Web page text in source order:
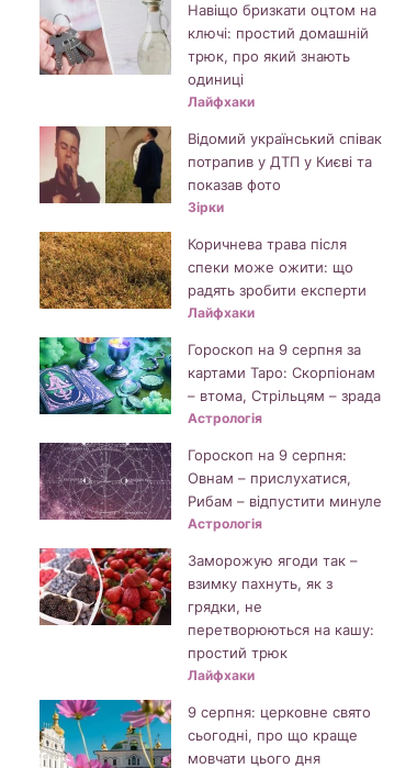
Навіщо бризкати оцтом на
ключі: простий домашній
трюк, про який знають
одиниці
Лайфхаки
Відомий український співак
потрапив у ДТП у Києві та
показав фото
Зірки
Коричнева трава після
спеки може ожити: що
радять зробити експерти
Лайфхаки
Гороскоп на 9 серпня за
картами Таро: Скорпіонам
– втома, Стрільцям – зрада
Астрологія
Гороскоп на 9 серпня:
Овнам – прислухатися,
Рибам – відпустити минуле
Астрологія
Заморожую ягоди так –
взимку пахнуть, як з
грядки, не
перетворюються на кашу:
простий трюк
Лайфхаки
9 серпня: церковне свято
сьогодні, про що краще
мовчати цього дня